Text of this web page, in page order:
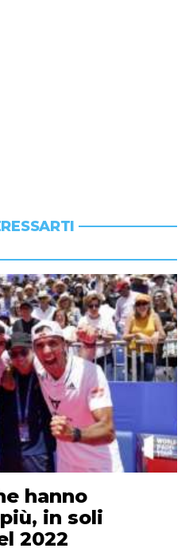
hanno
in soli
2022